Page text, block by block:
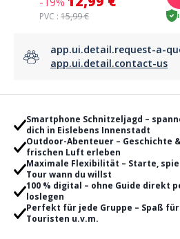
PVC : 15,99 €
app.ui.detail.request-a-
app.ui.detail.contact-us
Smartphone Schnitzeljagd –
dich in Eislebens Innenstadt
Outdoor-Abenteuer – Geschichte
frischen Luft erleben
Maximale Flexibilität – Starte,
Tour wann du willst
100 % digital – ohne Guide direkt
loslegen
Perfekt für jede Gruppe – Spaß
Touristen u.v.m.